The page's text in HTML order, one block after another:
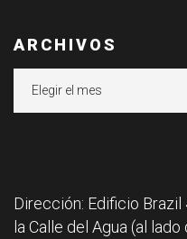
ARCHIVOS
Dirección: Edificio Brazil
la Calle del Agua (al